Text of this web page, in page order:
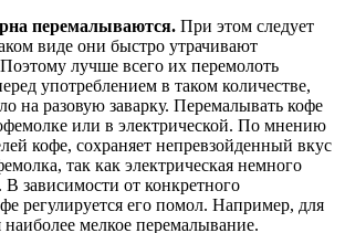
перемалываются. При этом следует
виде они быстро утрачивают
лучше всего их перемолоть
употреблением в таком количестве,
на разовую заварку. Перемалывать кофе
или в электрической. По мнению
кофе, сохраняет непревзойденный вкус
так как электрическая немного
зависимости от конкретного
регулируется его помол. Например, для
наиболее мелкое перемалывание.